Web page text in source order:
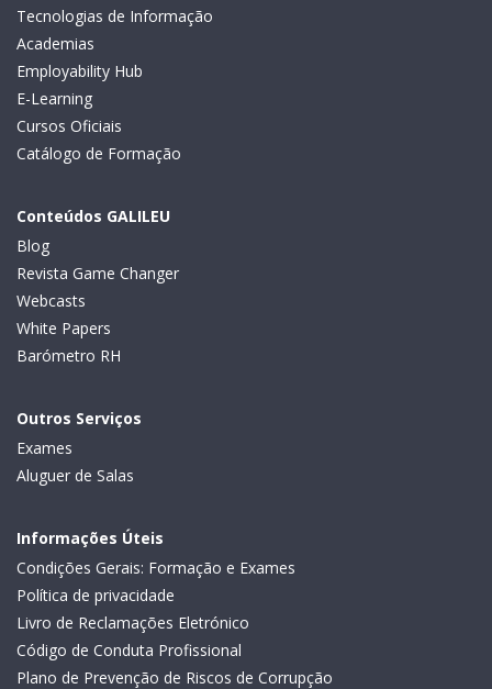
Tecnologias de Informação
Academias
Employability Hub
E-Learning
Cursos Oficiais
Catálogo de Formação
Conteúdos GALILEU
Blog
Revista Game Changer
Webcasts
White Papers
Barómetro RH
Outros Serviços
Exames
Aluguer de Salas
Informações Úteis
Condições Gerais: Formação e Exames
Política de privacidade
Livro de Reclamações Eletrónico
Código de Conduta Profissional
Plano de Prevenção de Riscos de Corrupção